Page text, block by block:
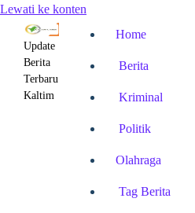
Lewati ke konten
Update
Berita
Terbaru
Kaltim
Home
Berita
Kriminal
Politik
Olahraga
Tag Berita